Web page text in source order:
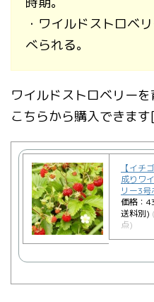
・ワイルドストロベ
べられる。
ワイルドストロベリーを
こちらから購入できま
【イチ
成りワ
リー3号
価格：
送料別)
点)